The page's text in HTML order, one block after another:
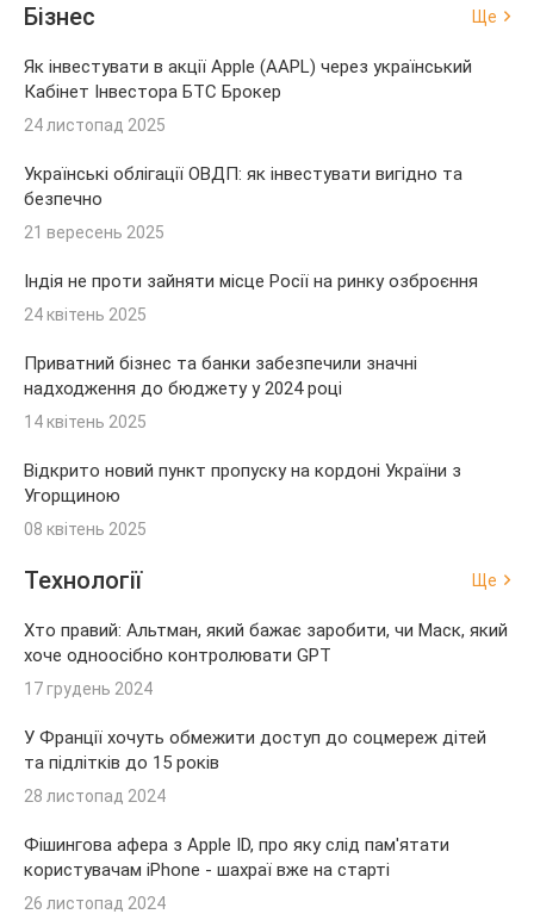
Бізнес Ще
Як інвестувати в акції Apple (AAPL) через український
Кабінет Інвестора БТС Брокер
24 листопад 2025
Українські облігації ОВДП: як інвестувати вигідно та
безпечно
21 вересень 2025
Індія не проти зайняти місце Росії на ринку озброєння
24 квітень 2025
Приватний бізнес та банки забезпечили значні
надходження до бюджету у 2024 році
14 квітень 2025
Відкрито новий пункт пропуску на кордоні України з
Угорщиною
08 квітень 2025
Технології Ще
Хто правий: Альтман, який бажає заробити, чи Маск, який
хоче одноосібно контролювати GPT
17 грудень 2024
У Франції хочуть обмежити доступ до соцмереж дітей
та підлітків до 15 років
28 листопад 2024
Фішингова афера з Apple ID, про яку слід пам'ятати
користувачам iPhone - шахраї вже на старті
26 листопад 2024